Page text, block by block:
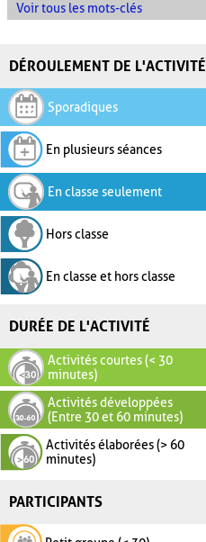
Voir tous les mots-clés
DÉROULEMENT DE L'ACTIVITÉ
Sporadiques
En plusieurs séances
En classe seulement
Hors classe
En classe et hors classe
DURÉE DE L'ACTIVITÉ
Activités courtes (< 30
minutes)
Activités développées
(Entre 30 et 60 minutes)
Activités élaborées (> 60
minutes)
PARTICIPANTS